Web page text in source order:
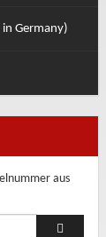
in Germany)
aus